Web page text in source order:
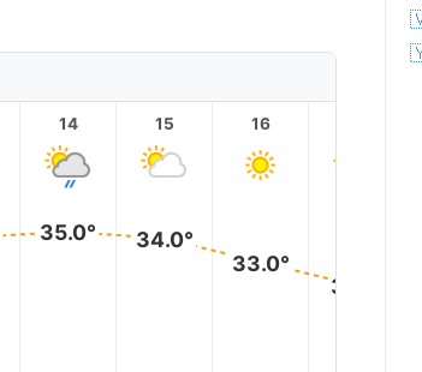
14
35.0°
15
34.0°
16
33.0°
31.0°